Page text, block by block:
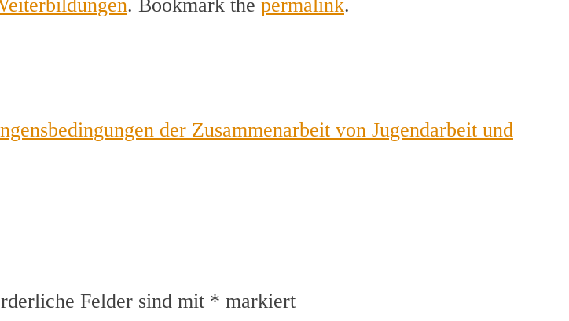
. Bookmark the permalink.
der Zusammenarbeit von Jugendarbeit und
Felder sind mit * markiert